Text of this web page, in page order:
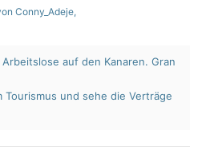
Conny_Adeje,
auf den Kanaren. Gran
Tourismus und sehe die Verträge